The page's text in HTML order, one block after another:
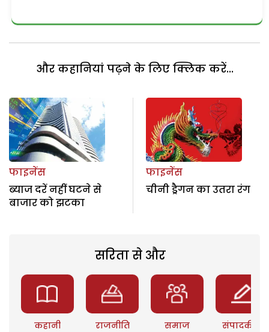
और कहानियां पढ़ने के लिए क्लिक करें...
फाइनेंस
ब्याज दरें नहीं घटने से
बाजार को झटका
फाइनेंस
चीनी ड्रैगन का उतरा रंग
सरिता से और
कहानी राजनीति समाज संपादकीय